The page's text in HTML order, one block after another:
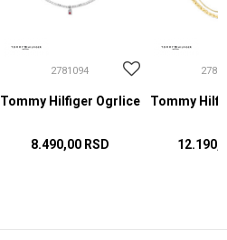
2781094
Tommy Hilfiger Ogrlice
8.490,00 RSD
Tommy